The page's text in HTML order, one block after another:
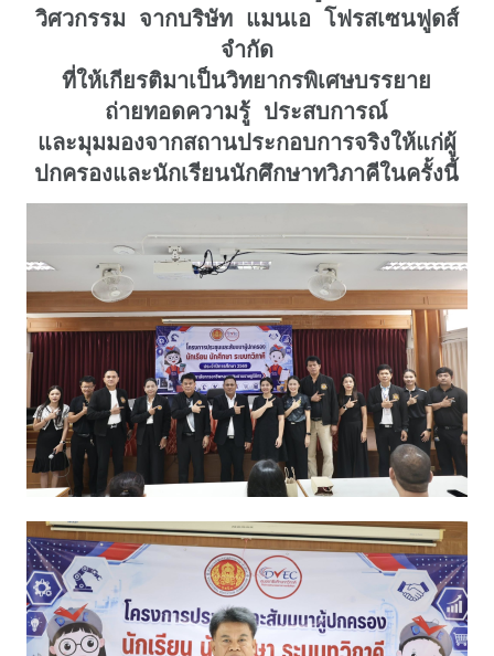
วิศวกรรม จากบริษัท แมนเอ โฟรสเซนฟูดส์
จำกัด
ที่ให้เกียรติมาเป็นวิทยากรพิเศษบรรยาย
ถ่ายทอดความรู้ ประสบการณ์
และมุมมองจากสถานประกอบการจริงให้แก่ผู้
ปกครองและนักเรียนนักศึกษาทวิภาคีในครั้งนี้